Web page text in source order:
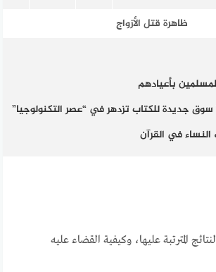
بأعيادهم
سوق جديدة للكتاب تزدهر في “عصر التكنولوجيا”
النساء في القرآن
المترتبة عليها، وكيفية القضاء عليه